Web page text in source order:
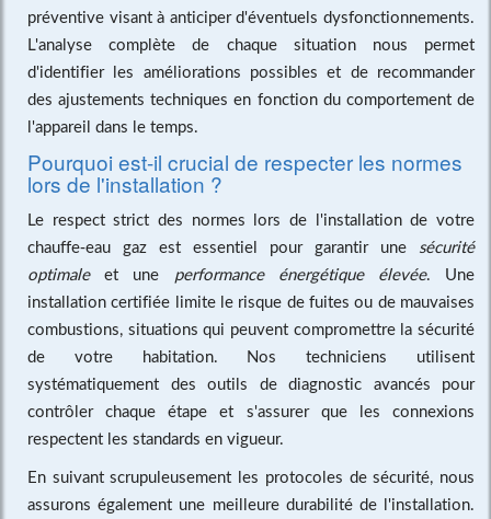
préventive visant à anticiper d'éventuels dysfonctionnements.
L'analyse complète de chaque situation nous permet
d'identifier les améliorations possibles et de recommander
des ajustements techniques en fonction du comportement de
l'appareil dans le temps.
Pourquoi est-il crucial de respecter les normes
lors de l'installation ?
Le respect strict des normes lors de l'installation de votre
chauffe-eau gaz est essentiel pour garantir une sécurité
optimaleet une performance énergétique élevée. Une
installation certifiée limite le risque de fuites ou de mauvaises
combustions, situations qui peuvent compromettre la sécurité
de votre habitation. Nos techniciens utilisent
systématiquement des outils de diagnostic avancés pour
contrôler chaque étape et s'assurer que les connexions
respectent les standards en vigueur.
En suivant scrupuleusement les protocoles de sécurité, nous
assurons également une meilleure durabilité de l'installation.